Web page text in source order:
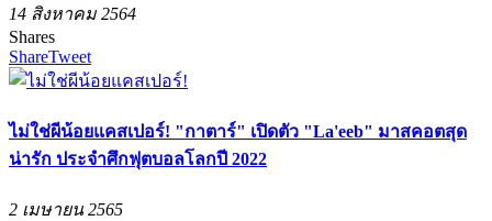
14 สิงหาคม 2564
Shares
ShareTweet
ไม่ใช่ผีน้อยแคสเปอร์! "กาตาร์" เปิดตัว "La'eeb" มาสคอตสุด
น่ารัก ประจำศึกฟุตบอลโลกปี 2022
2 เมษายน 2565